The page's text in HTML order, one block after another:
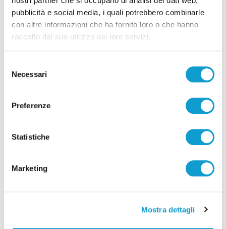
pubblicità e social media, i quali potrebbero combinarle
con altre informazioni che ha fornito loro o che hanno
raccolto dal suo utilizzo dei loro servizi.
delNecessari
Preferenze
Statistiche
Marketing
Mostra dettagli
Coppa Italia Serie C - Biglietti ancora bloccati
Comitato sicurezza